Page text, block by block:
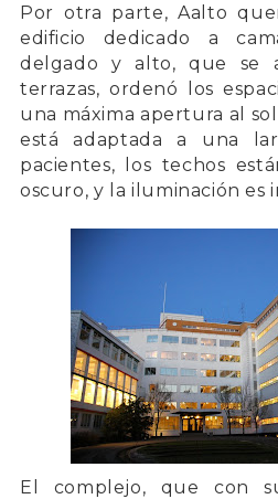
Por otra parte, Aalto
edificio dedicado a
delgado y alto, que se
terrazas, ordenó los
una máxima apertura al
está adaptada a una
pacientes, los techos
oscuro, y la iluminación es
El complejo, que con